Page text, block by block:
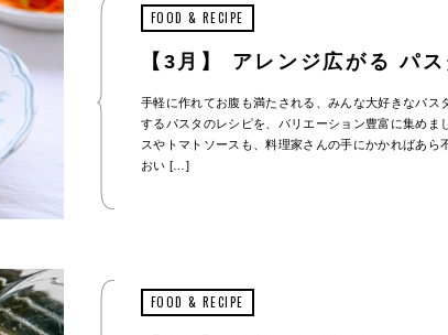
FOOD & RECIPE
【3月】 アレンジ広がる パ
手軽に作れてお腹も満たされる、みんな大好きなパス
するパスタのレシピを、バリエーション豊富に集めま
スやトマトソースも、料理家さんの手にかかればあら
おい […]
FOOD & RECIPE